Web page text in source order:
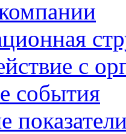
с
события